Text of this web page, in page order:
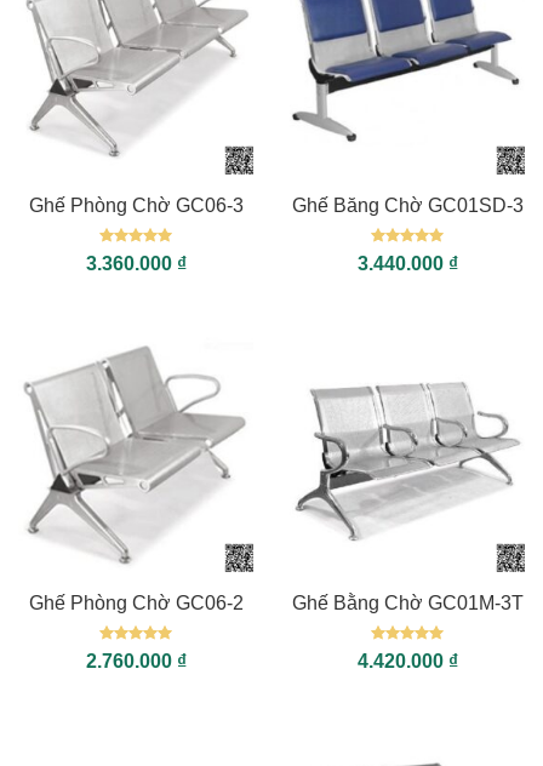
Ghế Phòng Chờ GC06-3
Được xếp
hạng55
3.360.000 ₫
Ghế Băng Chờ GC01SD-3
Được xếp
hạng55
3.440.000 ₫
Ghế Phòng Chờ GC06-2
Được xếp
hạng55
2.760.000 ₫
Ghế Bằng Chờ GC01M-3T
Được xếp
hạng55
4.420.000 ₫